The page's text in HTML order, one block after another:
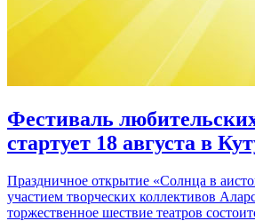
Фестиваль
стартует 18 августа в
Праздничное открытие «Солнца в
участием творческих коллективов
торжественное шествие театров